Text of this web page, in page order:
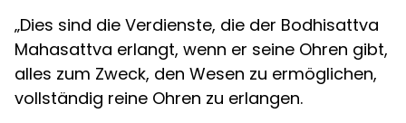
„Dies sind die Verdienste, die der Bodhisattva
Mahasattva erlangt, wenn er seine Ohren gibt,
alles zum Zweck, den Wesen zu ermöglichen,
vollständig reine Ohren zu erlangen.